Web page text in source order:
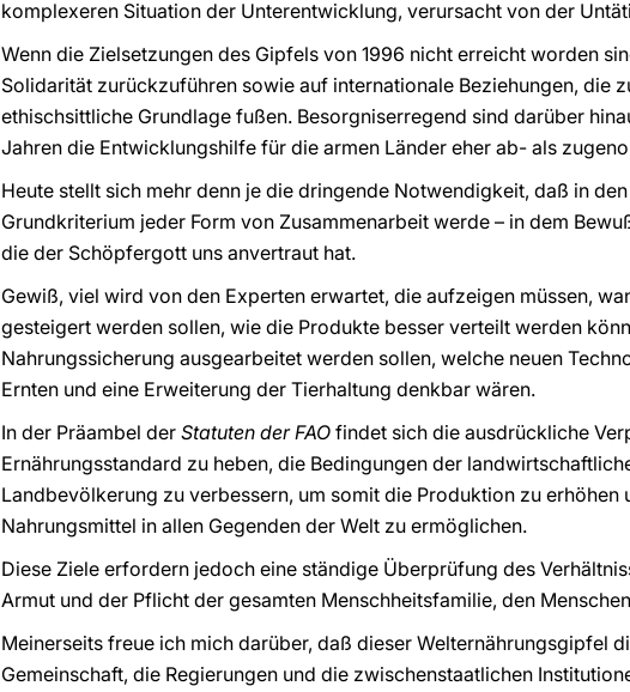
komplexeren Situation der Unterentwicklung, verursacht von der
Wenn die Zielsetzungen des Gipfels von 1996 nicht erreicht worden
Solidarität zurückzuführen sowie auf internationale Beziehungen, die
ethischsittliche Grundlage fußen. Besorgniserregend sind darüber
Jahren die Entwicklungshilfe für die armen Länder eher ab- als
Heute stellt sich mehr denn je die dringende Notwendigkeit, daß in
Grundkriterium jeder Form von Zusammenarbeit werde – in dem
die der Schöpfergott uns anvertraut hat.
Gewiß, viel wird von den Experten erwartet, die aufzeigen müssen,
gesteigert werden sollen, wie die Produkte besser verteilt werden
Nahrungssicherung ausgearbeitet werden sollen, welche neuen
Ernten und eine Erweiterung der Tierhaltung denkbar wären.
In der Präambel der Statuten der FAO findet sich die ausdrückliche
Ernährungsstandard zu heben, die Bedingungen der
Landbevölkerung zu verbessern, um somit die Produktion zu
Nahrungsmittel in allen Gegenden der Welt zu ermöglichen.
Diese Ziele erfordern jedoch eine ständige Überprüfung des
Armut und der Pflicht der gesamten Menschheitsfamilie, den
Meinerseits freue ich mich darüber, daß dieser Welternährungsgipfel
Gemeinschaft, die Regierungen und die zwischenstaatlichen